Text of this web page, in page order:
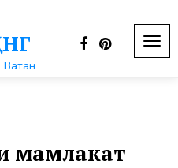
Ватан
мамлакат